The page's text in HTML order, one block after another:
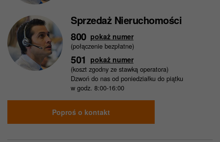
Sprzedaż Nieruchomości
800 pokaż numer
(połączenie bezpłatne)
501 pokaż numer
(koszt zgodny ze stawką operatora)
Dzwoń do nas od poniedziałku do piątku
w godz. 8:00-16:00
Poproś o kontakt